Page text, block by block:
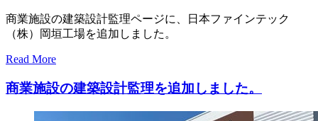
商業施設の建築設計監理ページに、日本ファインテック
（株）岡垣工場を追加しました。
Read More
商業施設の建築設計監理を追加しました。